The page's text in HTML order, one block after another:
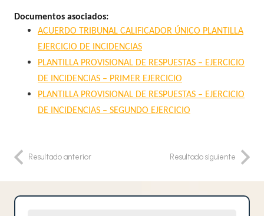
Documentos asociados:
ACUERDO TRIBUNAL CALIFICADOR ÚNICO PLANTILLA
EJERCICIO DE INCIDENCIAS
PLANTILLA PROVISIONAL DE RESPUESTAS – EJERCICIO
DE INCIDENCIAS – PRIMER EJERCICIO
PLANTILLA PROVISIONAL DE RESPUESTAS – EJERCICIO
DE INCIDENCIAS – SEGUNDO EJERCICIO
Resultado anterior Resultado siguiente